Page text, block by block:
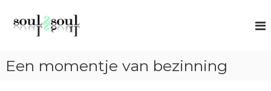
l
u
Een momentje van bezinning